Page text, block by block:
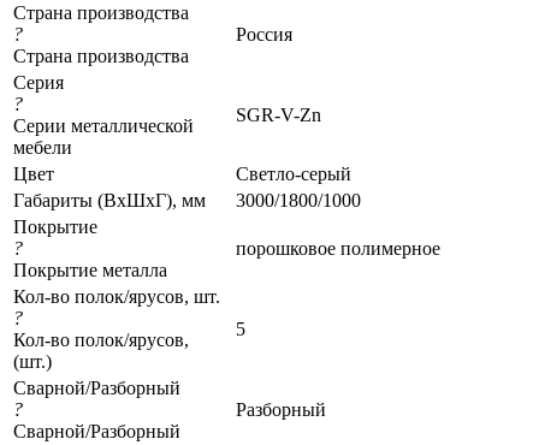
Страна производства
?
Страна производства
Россия
Серия
?
Серии металлической
мебели
SGR-V-Zn
Цвет
Светло-серый
Габариты (ВхШхГ), мм
3000/1800/1000
Покрытие
?
Покрытие металла
порошковое полимерное
Кол-во полок/ярусов, шт.
?
Кол-во полок/ярусов,
(шт.)
5
Сварной/Разборный
?
Сварной/Разборный
Разборный